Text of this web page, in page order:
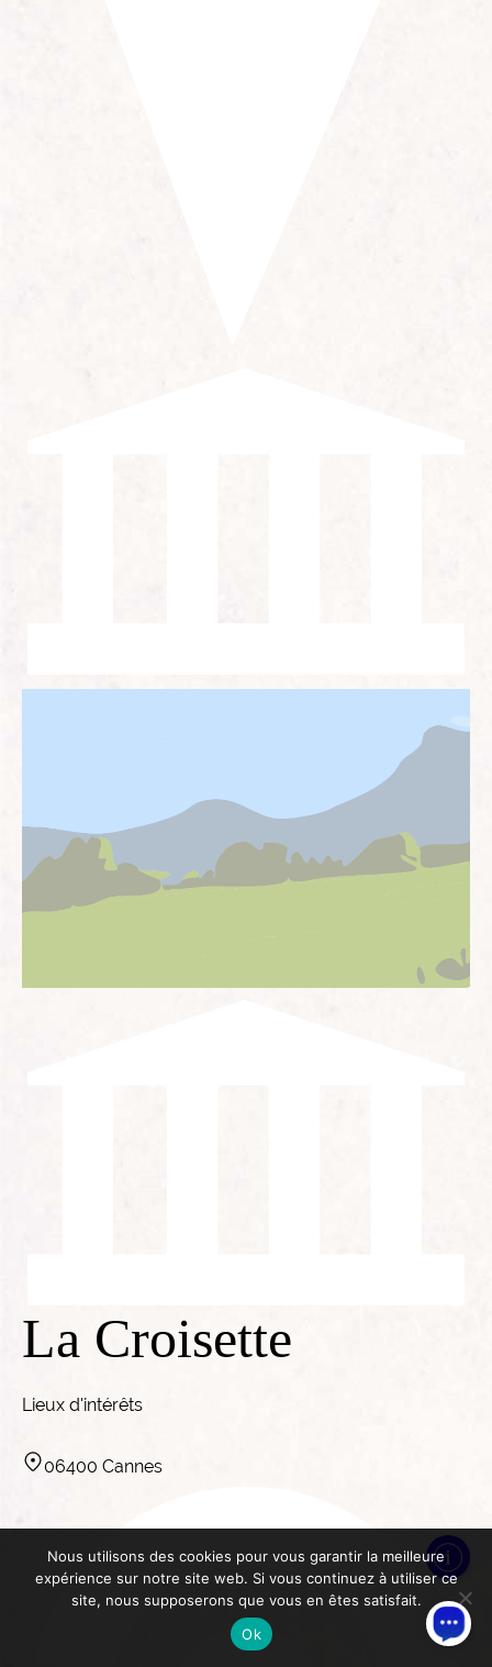
La Croisette
Lieux d'intérêts
06400 Cannes
Nous utilisons des cookies pour vous garantir la meilleure
expérience sur notre site web. Si vous continuez à utiliser ce
site, nous supposerons que vous en êtes satisfait.
Ok